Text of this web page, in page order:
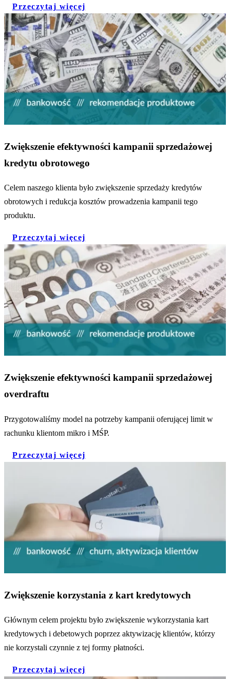
Przeczytaj więcej
Zwiększenie efektywności kampanii sprzedażowej
kredytu obrotowego
Celem naszego klienta było zwiększenie sprzedaży kredytów
obrotowych i redukcja kosztów prowadzenia kampanii tego
produktu.
Przeczytaj więcej
Zwiększenie efektywności kampanii sprzedażowej
overdraftu
Przygotowaliśmy model na potrzeby kampanii oferującej limit w
rachunku klientom mikro i MŚP.
Przeczytaj więcej
Zwiększenie korzystania z kart kredytowych
Głównym celem projektu było zwiększenie wykorzystania kart
kredytowych i debetowych poprzez aktywizację klientów, którzy
nie korzystali czynnie z tej formy płatności.
Przeczytaj więcej